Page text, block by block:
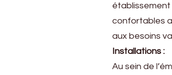
établissement
confortables
aux besoins
Installations :
Au sein de